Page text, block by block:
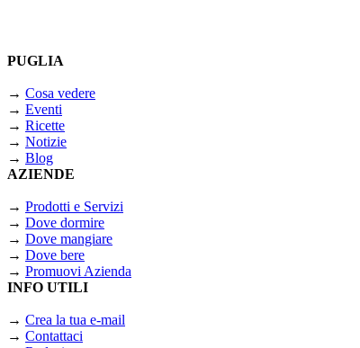
PUGLIA
→ Cosa vedere
→ Eventi
→ Ricette
→ Notizie
→ Blog
AZIENDE
→ Prodotti e Servizi
→ Dove dormire
→ Dove mangiare
→ Dove bere
→ Promuovi Azienda
INFO UTILI
→ Crea la tua e-mail
→ Contattaci